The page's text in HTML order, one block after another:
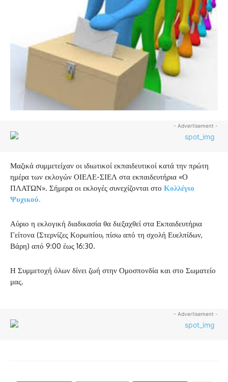
- Advertisement -
Μαζικά συμμετείχαν οι ιδιωτικοί εκπαιδευτικοί κατά την πρώτη
ημέρα των εκλογών ΟΙΕΛΕ-ΣΙΕΛ στα εκπαιδευτήρια «Ο
ΠΛΑΤΩΝ». Σήμερα οι εκλογές συνεχίζονται στο Κολλέγιο
Ψυχικού.
Αύριο η εκλογική διαδικασία θα διεξαχθεί στα Εκπαιδευτήρια
Γείτονα (Στερνίζες Κορωπίου, πίσω από τη σχολή Ευελπίδων,
Βάρη) από 9:00 έως 16:30.
Η Συμμετοχή όλων δίνει ζωή στην Ομοσπονδία και στο Σωματείο
μας.
- Advertisement -